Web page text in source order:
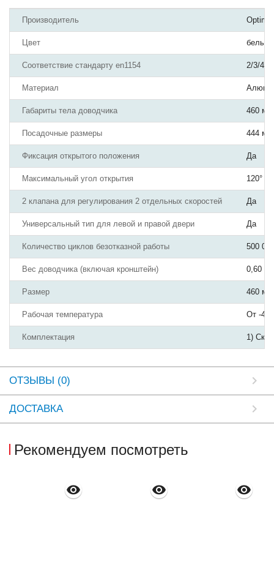
Производитель
Цвет белый
Соответствие стандарту en1154 2/3/4
Материал
Габариты тела доводчика 460 мм
Посадочные размеры 444 мм
Фиксация открытого положения Да
Максимальный угол открытия 120°
2 клапана для регулирования 2 отдельных скоростей Да
Универсальный тип для левой и правой двери Да
Количество циклов безотказной работы 500 000
Вес доводчика (включая кронштейн) 0,60
Размер 460 мм
Рабочая температура От -
Комплектация 1)
ОТЗЫВЫ (0)
ДОСТАВКА
Рекомендуем посмотреть